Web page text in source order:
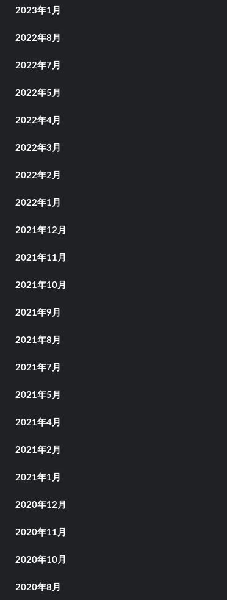
2023年1月
2022年8月
2022年7月
2022年5月
2022年4月
2022年3月
2022年2月
2022年1月
2021年12月
2021年11月
2021年10月
2021年9月
2021年8月
2021年7月
2021年5月
2021年4月
2021年2月
2021年1月
2020年12月
2020年11月
2020年10月
2020年8月